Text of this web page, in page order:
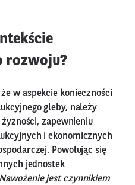
rozwoju?
w aspekcie konieczności
gleby, należy
zapewnieniu
i ekonomicznych
Powołując się
jednostek
jest czynnikiem